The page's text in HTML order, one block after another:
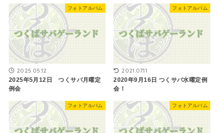
フォトアルバム
2025.05.12
2025年5月12日 つくサバ月曜定
例会
フォトアルバム
2021.07.11
2020年9月16日 つくサバ水曜定例
会！
フォトアルバム フォトアルバム